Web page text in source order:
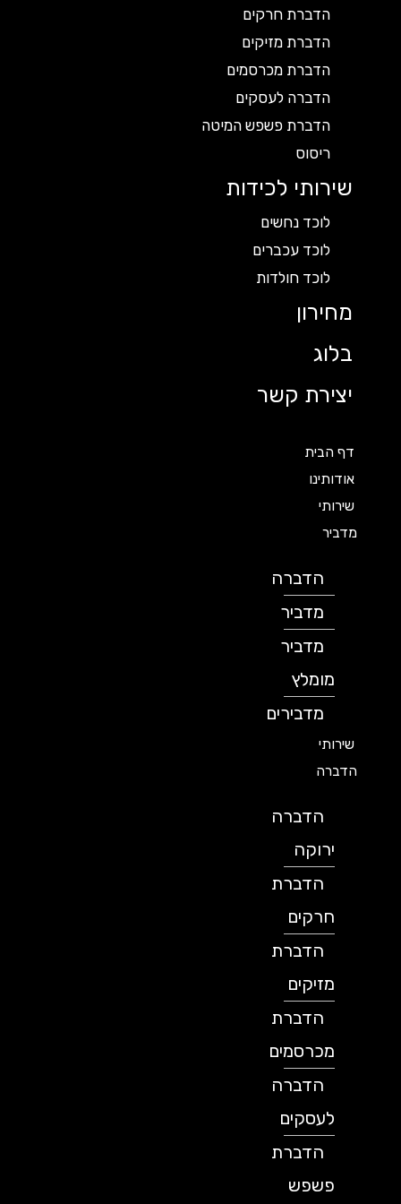
הדברת חרקים
הדברת מזיקים
הדברת מכרסמים
הדברה לעסקים
הדברת פשפש המיטה
ריסוס
שירותי לכידות
לוכד נחשים
לוכד עכברים
לוכד חולדות
מחירון
בלוג
יצירת קשר
דף הבית
אודותינו
שירותי
מדביר
הדברה
מדביר
מדביר
מומלץ
מדבירים
שירותי
הדברה
הדברה
ירוקה
הדברת
חרקים
הדברת
מזיקים
הדברת
מכרסמים
הדברה
לעסקים
הדברת
פשפש